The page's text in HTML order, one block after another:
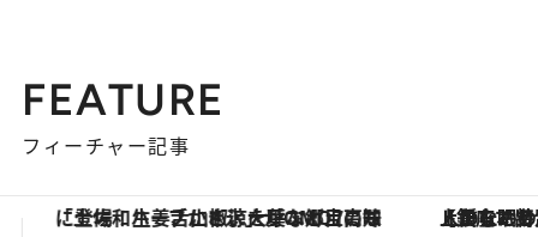
FEATURE
フィーチャー記事
【銀座で出合う最旬美容】美髪ケアや上質な眠り…セルフケアのアップデートから、特別な名入れギフトまで。大人のための「ReFa GINZA」クルーズ